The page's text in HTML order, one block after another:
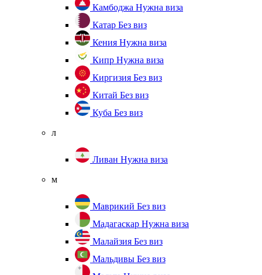
Камбоджа Нужна виза
Катар Без виз
Кения Нужна виза
Кипр Нужна виза
Киргизия Без виз
Китай Без виз
Куба Без виз
л
Ливан Нужна виза
м
Маврикий Без виз
Мадагаскар Нужна виза
Малайзия Без виз
Мальдивы Без виз